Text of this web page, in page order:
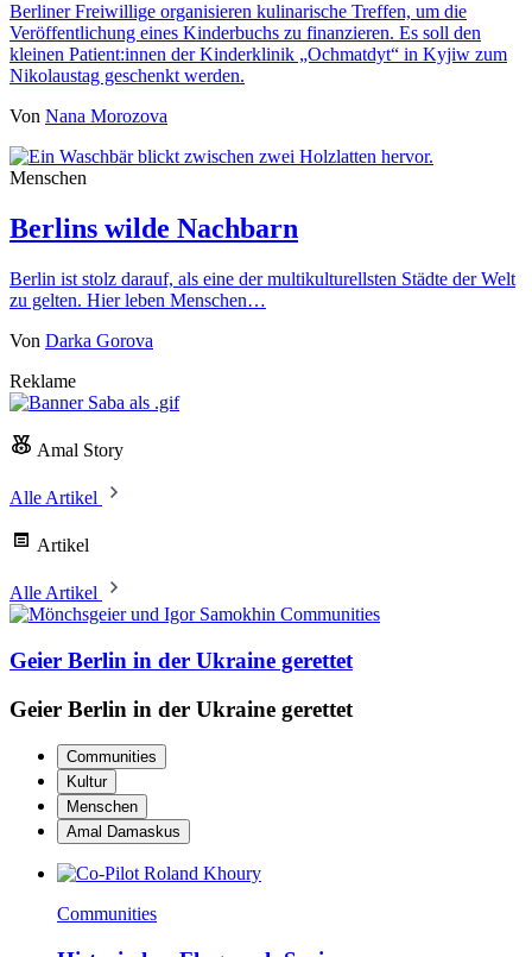
Berliner Freiwillige organisieren kulinarische Treffen, um die
Veröffentlichung eines Kinderbuchs zu finanzieren. Es soll den
kleinen Patient:innen der Kinderklinik „Ochmatdyt“ in Kyjiw zum
Nikolaustag geschenkt werden.
Von Nana Morozova
Menschen
Berlins wilde Nachbarn
Berlin ist stolz darauf, als eine der multikulturellsten Städte der Welt
zu gelten. Hier leben Menschen…
Von Darka Gorova
Reklame
Amal Story
Alle Artikel
Artikel
Alle Artikel
Communities
Geier Berlin in der Ukraine gerettet
Geier Berlin in der Ukraine gerettet
Communities
Kultur
Menschen
Amal Damaskus
Communities